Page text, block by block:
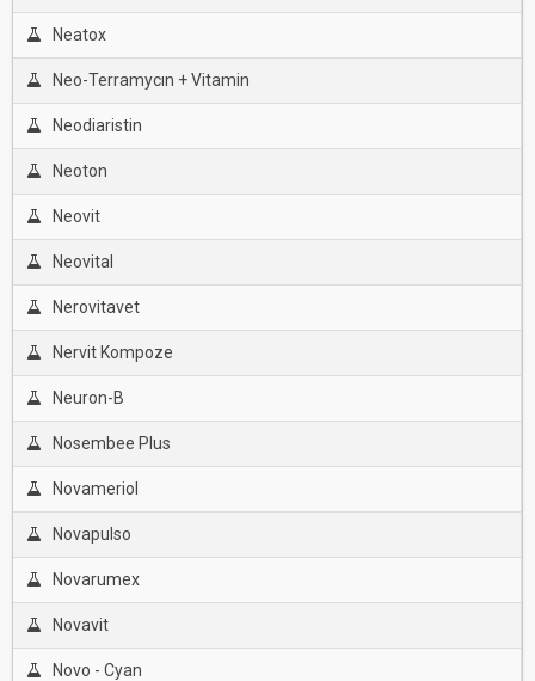
Neatox
Neo-Terramycın + Vitamin
Neodiaristin
Neoton
Neovit
Neovital
Nerovitavet
Nervit Kompoze
Neuron-B
Nosembee Plus
Novameriol
Novapulso
Novarumex
Novavit
Novo - Cyan